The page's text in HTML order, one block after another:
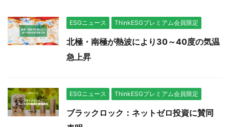
ESGニュース ThinkESGプレミアム会員限定
北極・南極が熱波により30～40度の気温
急上昇
ESGニュース ThinkESGプレミアム会員限定
ブラックロック：ネットゼロ投資に賛同